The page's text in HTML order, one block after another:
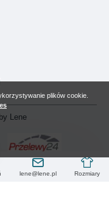
Lene
lene@lene.pl Rozmiary
plików cookie.